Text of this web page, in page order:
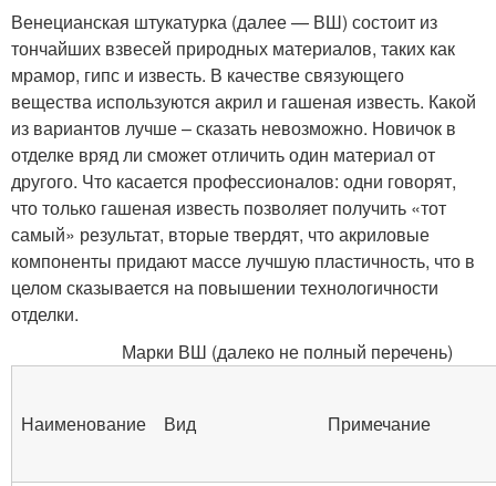
Венецианская штукатурка (далее — ВШ) состоит из
тончайших взвесей природных материалов, таких как
мрамор, гипс и известь. В качестве связующего
вещества используются акрил и гашеная известь. Какой
из вариантов лучше – сказать невозможно. Новичок в
отделке вряд ли сможет отличить один материал от
другого. Что касается профессионалов: одни говорят,
что только гашеная известь позволяет получить «тот
самый» результат, вторые твердят, что акриловые
компоненты придают массе лучшую пластичность, что в
целом сказывается на повышении технологичности
отделки.
Марки ВШ (далеко не полный перечень)
Наименование Вид Примечание